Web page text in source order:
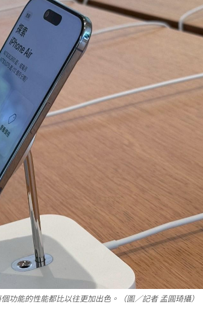
功能的性能都比以往更加出色。（圖／記者 孟圓琦攝）